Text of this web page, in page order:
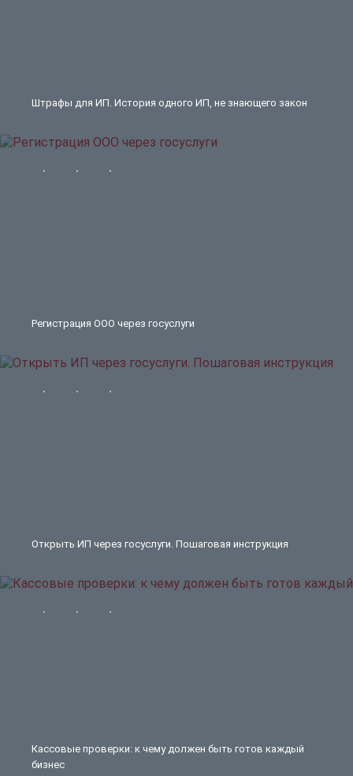
Штрафы для ИП. История одного ИП, не знающего закон
Регистрация ООО через госуслуги
Открыть ИП через госуслуги. Пошаговая инструкция
Кассовые проверки: к чему должен быть готов каждый
бизнес